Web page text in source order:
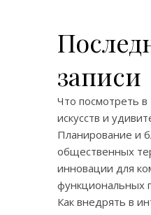
записи
Что посмотреть в
искусств и
Планирование и
общественных
инновации для
функциональных
Как внедрять в